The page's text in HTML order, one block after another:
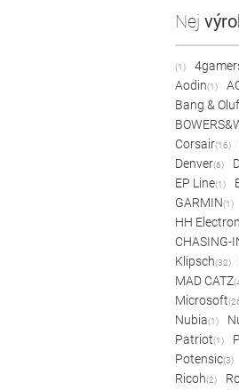
Nej
(1)
Aodin(1)
Bang &
Corsair(16)
Denver(6)
EP Line(1)
GARMIN(1)
HH
CHASING-
Klipsch(32)
MAD CATZ
Microsoft
Nubia(1)
Patriot(1)
Potensic(3)
Ricoh(2)